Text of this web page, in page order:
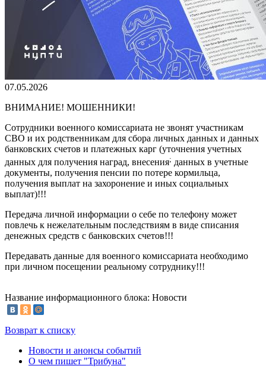
07.05.2026
ВНИМАНИЕ! МОШЕННИКИ!
Сотрудники военного комиссариата не звонят участникам
СВО и их родственникам для сбора личных данных и данных
банковских счетов и платежных карг (уточнения учетных
данных для получения наград, внесения; данных в учетные
документы, получения пенсии по потере кормильца,
получения выплат на захоронение и иных социальных
выплат)!!!
Передача личной информации о себе по телефону может
повлечь к нежелательным последствиям в виде списания
денежных средств с банковских счетов!!!
Передавать данные для военного комиссариата необходимо
при личном посещении реальному сотруднику!!!
Название информационного блока: Новости
Возврат к списку
Новости и анонсы событий
О чем пишет "Трибуна"